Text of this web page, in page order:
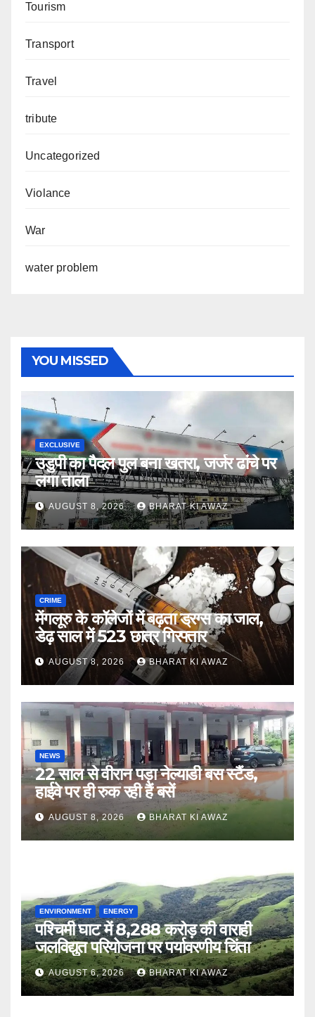
Tourism
Transport
Travel
tribute
Uncategorized
Violance
War
water problem
YOU MISSED
EXCLUSIVE
उडुपी का पैदल पुल बना खतरा, जर्जर ढांचे पर
लगा ताला
AUGUST 8, 2026 BHARAT KI AWAZ
CRIME
मेंगलूरु के कॉलेजों में बढ़ता ड्रग्स का जाल,
डेढ़ साल में 523 छात्र गिरफ्तार
AUGUST 8, 2026 BHARAT KI AWAZ
NEWS
22 साल से वीरान पड़ा नेल्याडी बस स्टैंड,
हाईवे पर ही रुक रही हैं बसें
AUGUST 8, 2026 BHARAT KI AWAZ
ENVIRONMENT ENERGY
पश्चिमी घाट में 8,288 करोड़ की वाराही
जलविद्युत परियोजना पर पर्यावरणीय चिंता
AUGUST 6, 2026 BHARAT KI AWAZ